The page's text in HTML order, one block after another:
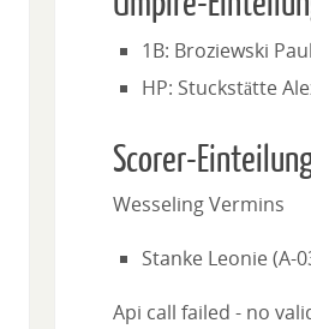
1B: Broziewski
HP: Stuckstätte
Scorer-
Wesseling Vermins
Stanke Leonie (A-
Api call failed - no